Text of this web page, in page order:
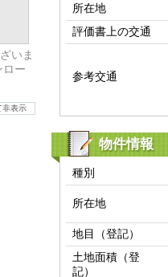
いま
ロー
非表示
所在地
評価書上の交通
参考交通
物件情報
種別
所在地
地目（登記）
土地面積（登
記）